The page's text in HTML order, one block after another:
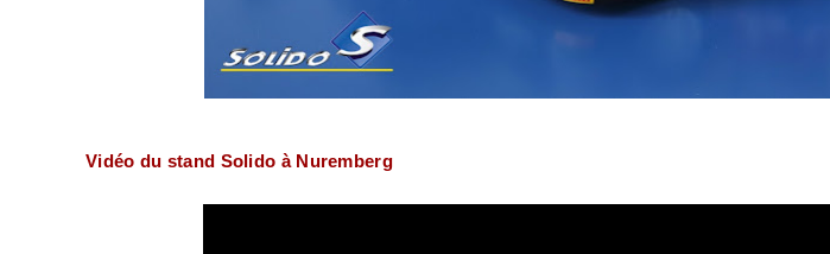
Vidéo du stand Solido à Nuremberg